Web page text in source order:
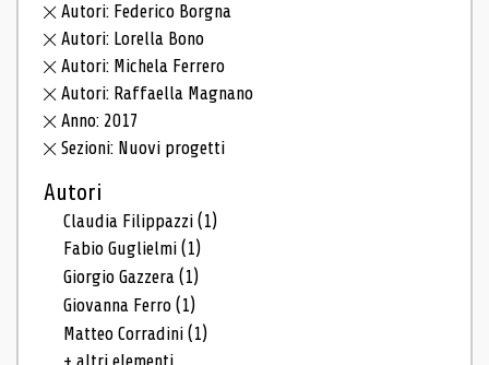
Autori: Federico Borgna
Autori: Lorella Bono
Autori: Michela Ferrero
Autori: Raffaella Magnano
Anno: 2017
Sezioni: Nuovi progetti
Autori
Claudia Filippazzi(1)
Fabio Guglielmi(1)
Giorgio Gazzera(1)
Giovanna Ferro(1)
Matteo Corradini(1)